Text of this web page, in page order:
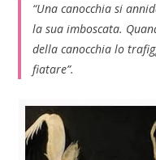
“Una canocchia si
la sua imboscata.
della canocchia lo
fiatare”.